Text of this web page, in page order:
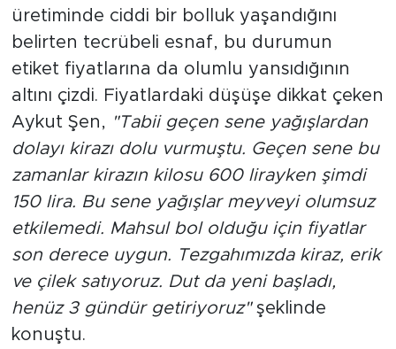
üretiminde ciddi bir bolluk yaşandığını
belirten tecrübeli esnaf, bu durumun
etiket fiyatlarına da olumlu yansıdığının
altını çizdi. Fiyatlardaki düşüşe dikkat çeken
Aykut Şen, "Tabii geçen sene yağışlardan
dolayı kirazı dolu vurmuştu. Geçen sene bu
zamanlar kirazın kilosu 600 lirayken şimdi
150 lira. Bu sene yağışlar meyveyi olumsuz
etkilemedi. Mahsul bol olduğu için fiyatlar
son derece uygun. Tezgahımızda kiraz, erik
ve çilek satıyoruz. Dut da yeni başladı,
henüz 3 gündür getiriyoruz"şeklinde
konuştu.